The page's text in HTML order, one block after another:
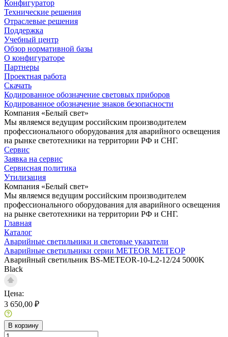
Конфигуратор
Технические решения
Отраслевые решения
Поддержка
Учебный центр
Обзор нормативной базы
О конфигураторе
Партнеры
Проектная работа
Скачать
Кодированное обозначение световых приборов
Кодированное обозначение знаков безопасности
Компания «Белый свет»
Мы являемся ведущим российским производителем
профессионального оборудования для аварийного освещения
на рынке светотехники на территории РФ и СНГ.
Сервис
Заявка на сервис
Сервисная политика
Утилизация
Компания «Белый свет»
Мы являемся ведущим российским производителем
профессионального оборудования для аварийного освещения
на рынке светотехники на территории РФ и СНГ.
Главная
Каталог
Аварийные светильники и световые указатели
Аварийные светильники серии METEOR МЕТЕОР
Аварийный светильник BS-METEOR-10-L2-12/24 5000K
Black
Цена:
3 650,00 ₽
В корзину